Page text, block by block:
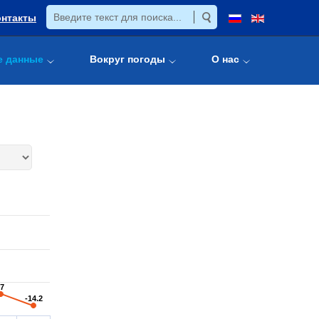
данные Вокруг погоды О нас
-14.2
-14.2